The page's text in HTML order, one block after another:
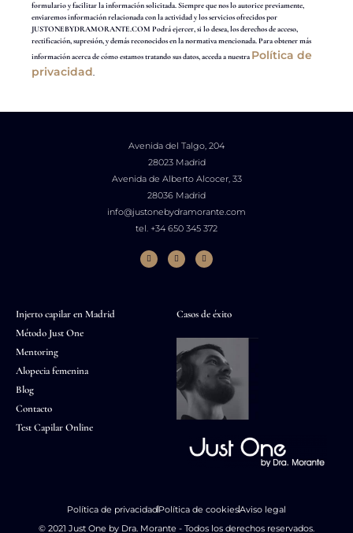
formulario y facilitar la información solicitada. Siempre que nos lo autorice previamente,
enviaremos información relacionada con la actividad y los servicios ofrecidos por
JUSTONEBYDRAMORANTE.COM Podrá ejercer, si lo desea, los derechos de acceso,
rectificación, supresión, y demás reconocidos en la normativa mencionada. Para obtener más
información acerca de cómo estamos tratando sus datos, acceda a nuestra Política de
privacidad.
Avenida del Talgo, 204
28023 Madrid
Avenida de Alberto Alcocer, 33
28036 Madrid
info@justonebydramorante.com
tel. +34 650 345 372
Injerto capilar en Madrid
Método Just One
Mentoring
Alopecia femenina
Blog
Contacto
Test Capilar Online
Casos de éxito
Política de privacidadPolítica de cookiesAviso legal
© 2021 Just One by Dra. Morante - Todos los derechos reservados.